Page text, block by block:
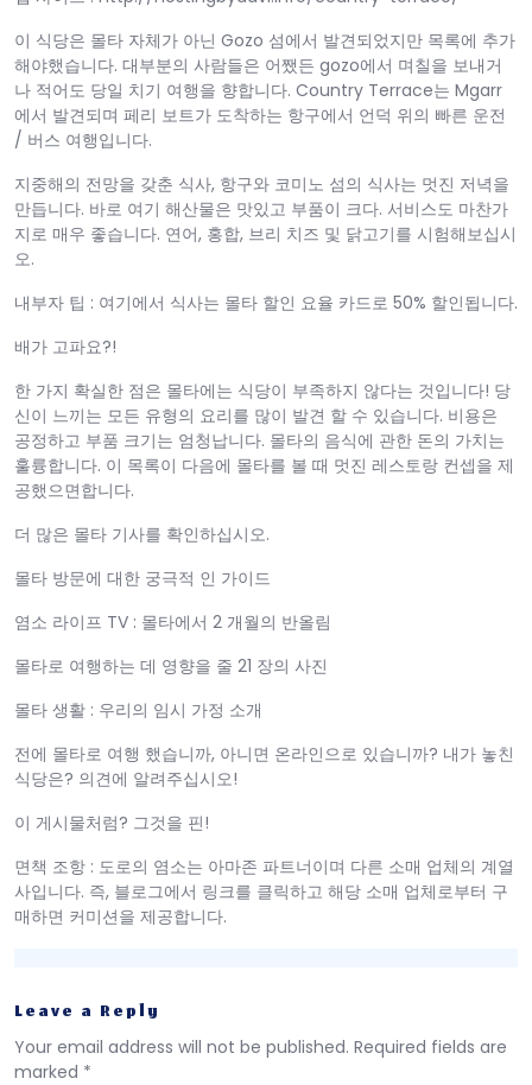
이 식당은 몰타 자체가 아닌 Gozo 섬에서 발견되었지만 목록에 추가
해야했습니다. 대부분의 사람들은 어쨌든 gozo에서 며칠을 보내거
나 적어도 당일 치기 여행을 향합니다. Country Terrace는 Mgarr
에서 발견되며 페리 보트가 도착하는 항구에서 언덕 위의 빠른 운전
/ 버스 여행입니다.
지중해의 전망을 갖춘 식사, 항구와 코미노 섬의 식사는 멋진 저녁을
만듭니다. 바로 여기 해산물은 맛있고 부품이 크다. 서비스도 마찬가
지로 매우 좋습니다. 연어, 홍합, 브리 치즈 및 닭고기를 시험해보십시
오.
내부자 팁 : 여기에서 식사는 몰타 할인 요율 카드로 50% 할인됩니다.
배가 고파요?!
한 가지 확실한 점은 몰타에는 식당이 부족하지 않다는 것입니다! 당
신이 느끼는 모든 유형의 요리를 많이 발견 할 수 있습니다. 비용은
공정하고 부품 크기는 엄청납니다. 몰타의 음식에 관한 돈의 가치는
훌륭합니다. 이 목록이 다음에 몰타를 볼 때 멋진 레스토랑 컨셉을 제
공했으면합니다.
더 많은 몰타 기사를 확인하십시오.
몰타 방문에 대한 궁극적 인 가이드
염소 라이프 TV : 몰타에서 2 개월의 반올림
몰타로 여행하는 데 영향을 줄 21 장의 사진
몰타 생활 : 우리의 임시 가정 소개
전에 몰타로 여행 했습니까, 아니면 온라인으로 있습니까? 내가 놓친
식당은? 의견에 알려주십시오!
이 게시물처럼? 그것을 핀!
면책 조항 : 도로의 염소는 아마존 파트너이며 다른 소매 업체의 계열
사입니다. 즉, 블로그에서 링크를 클릭하고 해당 소매 업체로부터 구
매하면 커미션을 제공합니다.
Leave a Reply
Your email address will not be published. Required fields are
marked *